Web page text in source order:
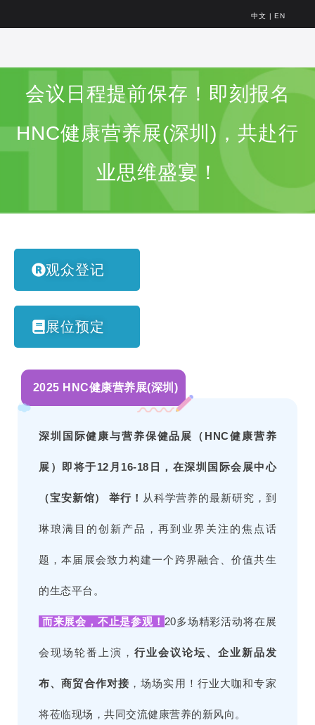
中文 | EN
会议日程提前保存！即刻报名
HNC健康营养展(深圳)，共赴行
业思维盛宴！
观众登记
展位预定
2025 HNC健康营养展(深圳)
深圳国际健康与营养保健品展（HNC健康营养
展） 即将于12月16-18日，在深圳国际会展中心
（宝安新馆） 举行！ 从科学营养的最新研究，到
琳琅满目的创新产品，再到业界关注的焦点话
题，本届展会致力构建一个跨界融合、价值共生
的生态平台。
而来展会，不止是参观！ 20多场精彩活动将在展
会现场轮番上演， 行业会议论坛、企业新品发
布、商贸合作对接 ，场场实用！行业大咖和专家
将莅临现场，共同交流健康营养的新风向。